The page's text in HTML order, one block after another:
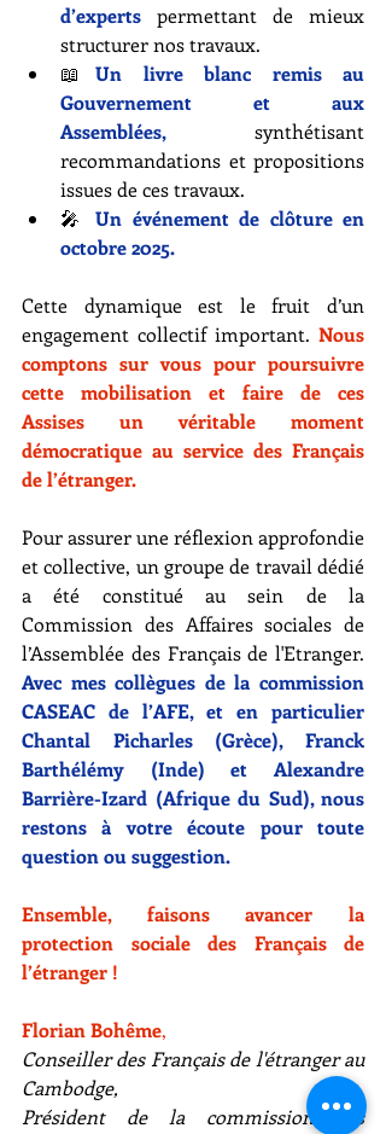
d’experts permettant de mieux
structurer nos travaux.
📖Un livre blanc remis au
Gouvernement et aux
Assemblées, synthétisant
recommandations et propositions
issues de ces travaux.
🎤 Un événement de clôture en
octobre 2025.
Cette dynamique est le fruit d’un
engagement collectif important. Nous
comptons sur vous pour poursuivre
cette mobilisation et faire de ces
Assises un véritable moment
démocratique au service des Français
de l’étranger.
Pour assurer une réflexion approfondie
et collective, un groupe de travail dédié
a été constitué au sein de la
Commission des Affaires sociales de
Avec mes collègues de la commission
CASEAC de l’AFE, et en particulier
Chantal Picharles (Grèce), Franck
Barthélémy (Inde) et Alexandre
Barrière-Izard (Afrique du Sud), nous
restons à votre écoute pour toute
question ou suggestion.
Ensemble, faisons avancer la
protection sociale des Français de
l’étranger !
Florian Bohême,
Conseiller des Français de l'étranger au
Cambodge,
Président de la commission des